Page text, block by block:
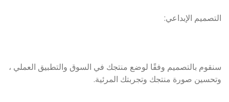
التصميم الإبداعي:
سنقوم بالتصميم وفقًا لوضع منتجك في السوق والتطبيق العملي ،
وتحسين صورة منتجك وتجربتك المرئية.